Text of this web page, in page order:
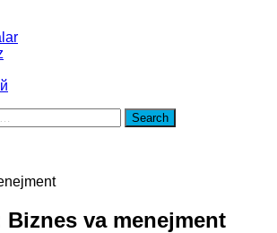
Search
Biznes va menejment